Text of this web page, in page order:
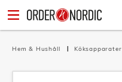
Hem & Hushåll Köksapparater